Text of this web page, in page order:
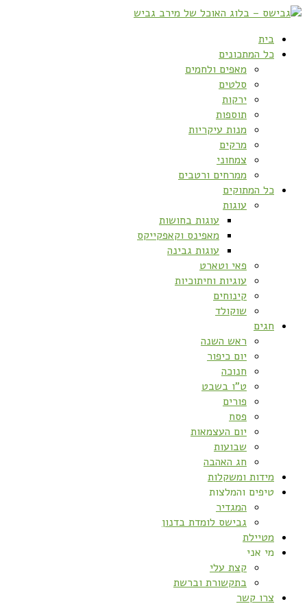
בית
כל המתכונים
מאפים ולחמים
סלטים
ירקות
תוספות
מנות עיקריות
מרקים
צמחוני
ממרחים ורטבים
כל המתוקים
עוגות
עוגות בחושות
מאפינס וקאפקייקס
עוגות גבינה
פאי וטארט
עוגיות וחיתוכיות
קינוחים
שוקולד
חגים
ראש השנה
יום כיפור
חנוכה
ט”ו בשבט
פורים
פסח
יום העצמאות
שבועות
חג האהבה
מידות ומשקלות
טיפים והמלצות
המגדיר
גבישס לומדת בדנון
מטיילת
מי אני
קצת עלי
בתקשורת וברשת
צרו קשר